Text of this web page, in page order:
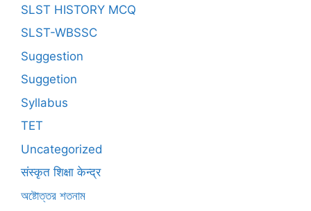
SLST HISTORY MCQ
SLST-WBSSC
Suggestion
Suggetion
Syllabus
TET
Uncategorized
संस्कृत शिक्षा केन्द्र
অষ্টোত্তর শতনাম